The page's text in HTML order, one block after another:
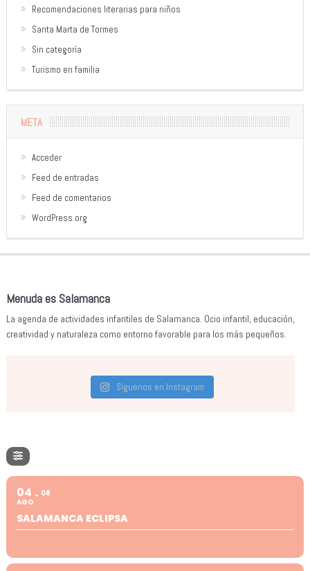
Recomendaciones literarias para niños
Santa Marta de Tormes
Sin categoría
Turismo en familia
META
Acceder
Feed de entradas
Feed de comentarios
WordPress.org
Menuda es Salamanca
La agenda de actividades infantiles de Salamanca. Ocio infantil, educación,
creatividad y naturaleza como entorno favorable para los más pequeños.
Síguenos en Instagram
04
AGO
08
SALAMANCA ECLIPSA